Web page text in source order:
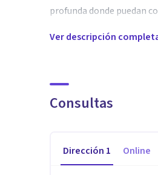
profunda donde puedan
angustia, vacío, conflictos
Ver descripción
Consultas
Dirección 1 Online